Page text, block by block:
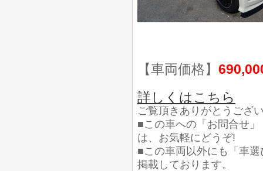
【車両価格】
詳しくはこちら
ご覧頂きありがとうござ
■この車への「お問合せ
は、お気軽にどうぞ!
■この車両以外にも「車
掲載しております。